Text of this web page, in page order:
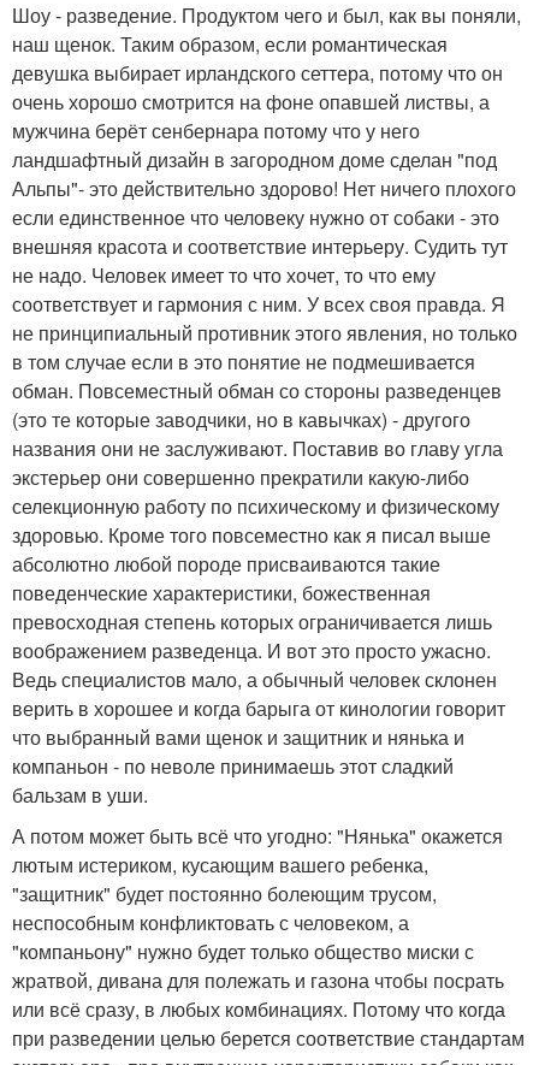
Шоу - разведение. Продуктом чего и был, как вы поняли,
наш щенок. Таким образом, если романтическая
девушка выбирает ирландского сеттера, потому что он
очень хорошо смотрится на фоне опавшей листвы, а
мужчина берёт сенбернара потому что у него
ландшафтный дизайн в загородном доме сделан "под
Альпы"- это действительно здорово! Нет ничего плохого
если единственное что человеку нужно от собаки - это
внешняя красота и соответствие интерьеру. Судить тут
не надо. Человек имеет то что хочет, то что ему
соответствует и гармония с ним. У всех своя правда. Я
не принципиальный противник этого явления, но только
в том случае если в это понятие не подмешивается
обман. Повсеместный обман со стороны разведенцев
(это те которые заводчики, но в кавычках) - другого
названия они не заслуживают. Поставив во главу угла
экстерьер они совершенно прекратили какую-либо
селекционную работу по психическому и физическому
здоровью. Кроме того повсеместно как я писал выше
абсолютно любой породе присваиваются такие
поведенческие характеристики, божественная
превосходная степень которых ограничивается лишь
воображением разведенца. И вот это просто ужасно.
Ведь специалистов мало, а обычный человек склонен
верить в хорошее и когда барыга от кинологии говорит
что выбранный вами щенок и защитник и нянька и
компаньон - по неволе принимаешь этот сладкий
бальзам в уши.
А потом может быть всё что угодно: "Нянька" окажется
лютым истериком, кусающим вашего ребенка,
"защитник" будет постоянно болеющим трусом,
неспособным конфликтовать с человеком, а
"компаньону" нужно будет только общество миски с
жратвой, дивана для полежать и газона чтобы посрать
или всё сразу, в любых комбинациях. Потому что когда
при разведении целью берется соответствие стандартам